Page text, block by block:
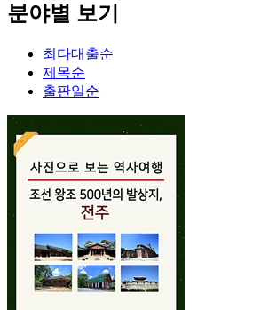
분야별 보기
최다대출순
제목순
출판일순